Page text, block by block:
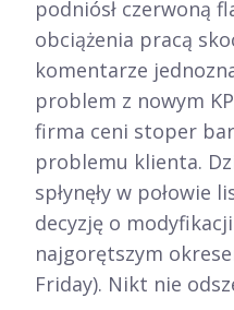
podniósł czerwoną
obciążenia pracą
komentarze
problem z nowym
firma ceni stoper
problemu klienta.
spłynęły w połowie
decyzję o
najgorętszym
Friday). Nikt nie